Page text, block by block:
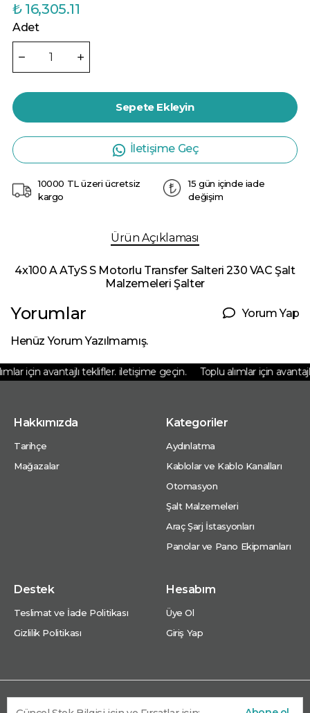
₺ 16,305.11
Adet
Sepete Ekleyin
İletişime Geç
10000 TL üzeri ücretsiz
kargo
15 gün içinde iade
değişim
Ürün Açıklaması
4x100 A ATyS S Motorlu Transfer Salteri 230 VAC Şalt
Malzemeleri Şalter
Yorumlar Yorum Yap
Henüz Yorum Yazılmamış.
için avantajlı teklifler. iletişime geçin. Toplu alımlar için
Hakkımızda
Tarihçe
Mağazalar
Kategoriler
Aydınlatma
Kablolar ve Kablo Kanalları
Otomasyon
Şalt Malzemeleri
Araç Şarj İstasyonları
Panolar ve Pano Ekipmanları
Destek
Teslimat ve İade Politikası
Gizlilik Politikası
Hesabım
Üye Ol
Giriş Yap